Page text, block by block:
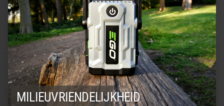
MILIEUVRIENDELIJKHEID